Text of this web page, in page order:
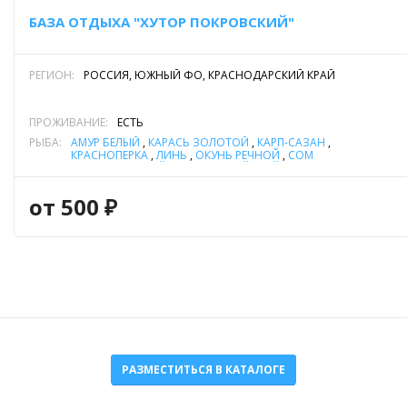
БАЗА ОТДЫХА "ХУТОР ПОКРОВСКИЙ"
РЕГИОН: РОССИЯ, ЮЖНЫЙ ФО, КРАСНОДАРСКИЙ КРАЙ
ПРОЖИВАНИЕ:
ЕСТЬ
РЫБА:
АМУР БЕЛЫЙ , КАРАСЬ ЗОЛОТОЙ , КАРП-САЗАН ,
КРАСНОПЕРКА ,ЛИНЬ , ОКУНЬ РЕЧНОЙ , СОМ
от 500 ₽
РАЗМЕСТИТЬСЯ В КАТАЛОГЕ